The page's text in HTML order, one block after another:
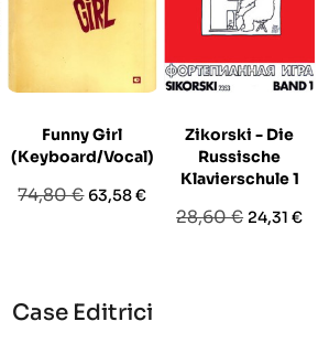
Funny Girl
(Keyboard/Vocal)
Prezzo
74,80 € Prezzo
63,58 €
Zikorski - Die
Russische
Klavierschule 1
Prezzo
28,60 € Prezzo
24,31 €
Case Editrici